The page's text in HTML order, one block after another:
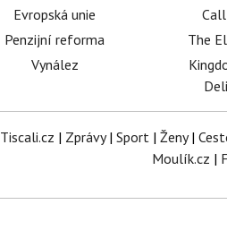
Evropská unie
Penzijní reforma
Vynález
The
Tiscali.cz | Zprávy| Sport| Ženy|
Moulík.cz |